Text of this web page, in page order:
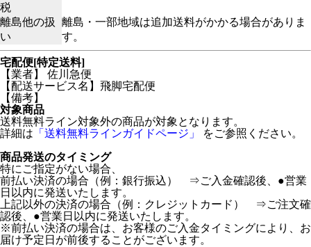
税
離島他の扱
い
離島・一部地域は追加送料がかかる場合がありま
す。
宅配便[特定送料]
【業者】 佐川急便
【配送サービス名】飛脚宅配便
【備考】
対象商品
送料無料ライン対象外の商品が対象となります。
詳細は 「送料無料ラインガイドページ」
をご参照ください。
商品発送のタイミング
特にご指定がない場合、
前払い決済の場合（例：銀行振込） ⇒ご入金確認後、●営業
日以内に発送いたします。
上記以外の決済の場合（例：クレジットカード） ⇒ご注文確
認後、●営業日以内に発送いたします。
※前払い決済の場合は、お客様のご入金タイミングにより、お
届け予定日が前後することがございます。